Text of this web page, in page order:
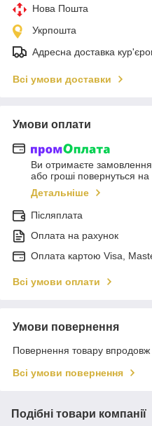
Нова Пошта
Укрпошта
Адресна доставка
Всі умови доставки
Умови оплати
Ви отримаєте замовлення
або гроші повернуться на
Детальніше
Післяплата
Оплата на рахунок
Оплата картою Visa,
Всі умови оплати
Умови повернення
Повернення товару впродовж
Всі умови повернення
Подібні товари компанії